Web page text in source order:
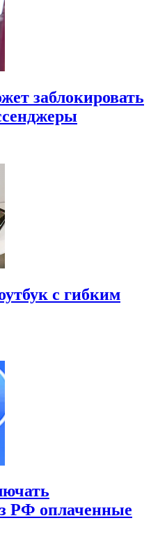
заблокировать
с гибким
РФ оплаченные